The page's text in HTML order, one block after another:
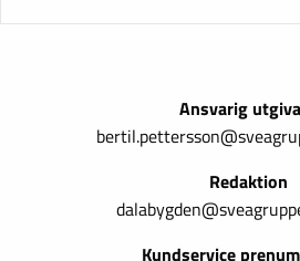
Ansvarig
Redaktion
Kundservice